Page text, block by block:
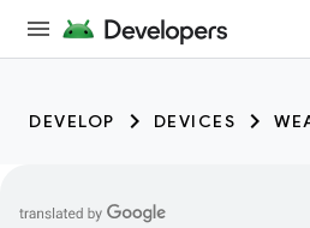
DEVELOP DEVICES